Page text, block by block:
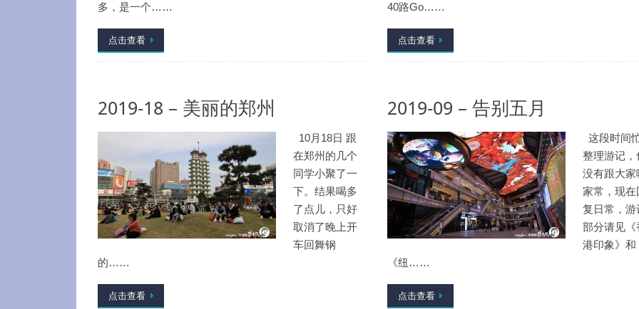
多，是一个……
点击查看
40路Go……
点击查看
2019-18 – 美丽的郑州
10月18日 跟
在郑州的几个
同学小聚了一
下。结果喝多
了点儿，只好
取消了晚上开
车回舞钢
的……
点击查看
2019-09 – 告别五月
这段时间
整理游记，
没有跟大家
家常，现在
复日常，游
部分请见《
港印象》和
《纽……
点击查看